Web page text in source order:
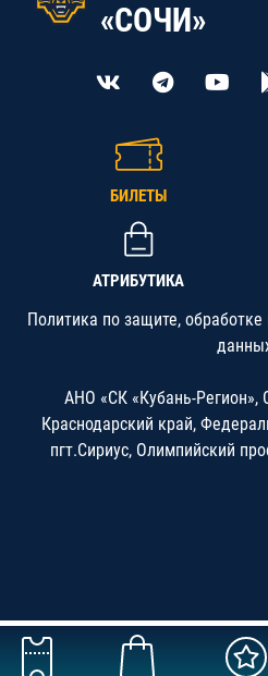
«СОЧИ»
БИЛЕТЫ
АТРИБУТИКА
Политика по защите,
АНО «СК «Кубань-Регион»,
Краснодарский край,
пгт.Сириус, Олимпийский